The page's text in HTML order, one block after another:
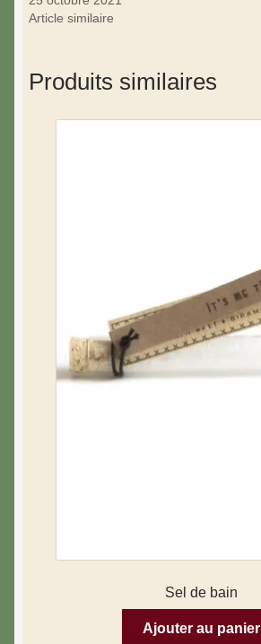
Article similaire
Produits similaires
Sel de bain
Ajouter au panier